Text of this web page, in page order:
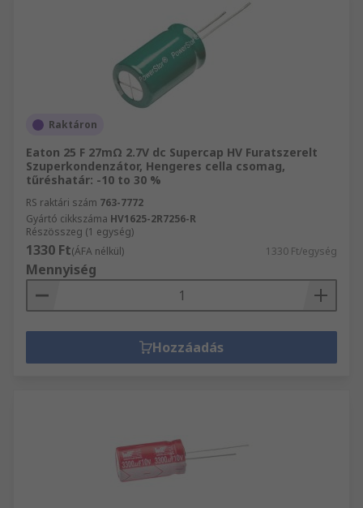
Raktáron
Eaton 25 F 27mΩ 2.7V dc Supercap HV Furatszerelt
Szuperkondenzátor, Hengeres cella csomag,
tűréshatár: -10 to 30 %
RS raktári szám 763-7772
Gyártó cikkszáma HV1625-2R7256-R
Részösszeg (1 egység)
1330 Ft(ÁFA nélkül) 1330 Ft/egység
Mennyiség
Hozzáadás